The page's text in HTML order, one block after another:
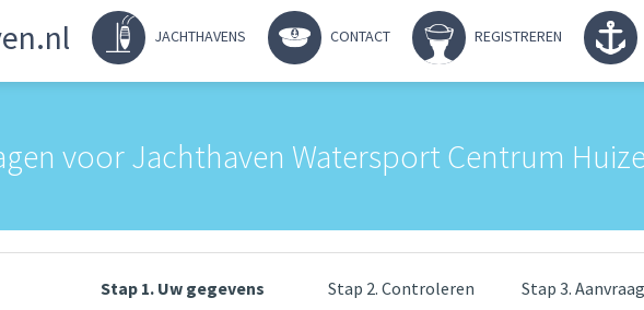
JACHTHAVENS CONTACT REGISTREREN
voor Jachthaven Watersport Centrum
Stap 1. Uw gegevens Stap 2. Controleren Stap 3.